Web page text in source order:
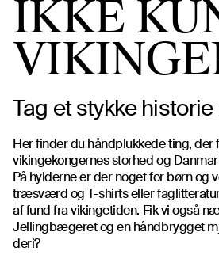
IKKE
Tag et stykke
Her finder du håndplukkede ting,
vikingekongernes storhed og
På hylderne er der noget for børn og
træsværd og T-shirts eller
af fund fra vikingetiden. Fik vi også
Jellingbægeret og en håndbrygget
deri?